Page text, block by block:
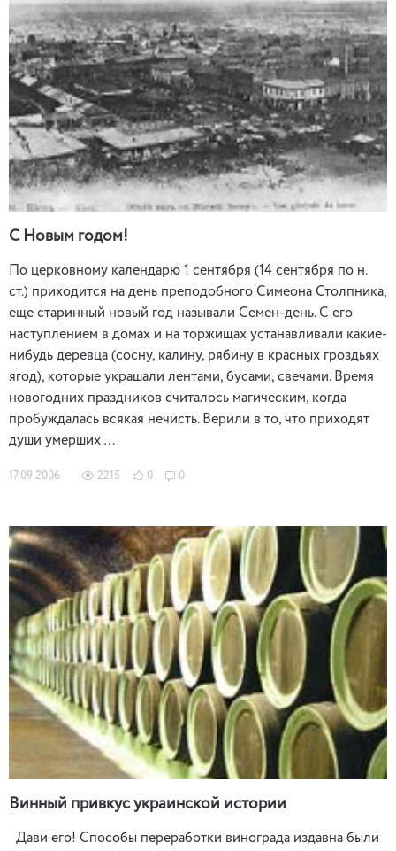
С Новым годом!
По церковному календарю 1 сентября (14 сентября по н.
ст.) приходится на день преподобного Симеона Столпника,
еще старинный новый год называли Семен-день. С его
наступлением в домах и на торжищах устанавливали какие-
нибудь деревца (сосну, калину, рябину в красных гроздьях
ягод), которые украшали лентами, бусами, свечами. Время
новогодних праздников считалось магическим, когда
пробуждалась всякая нечисть. Верили в то, что приходят
души умерших …
17.09.2006 2215 0 0
Винный привкус украинской истории
Дави его! Способы переработки винограда издавна были